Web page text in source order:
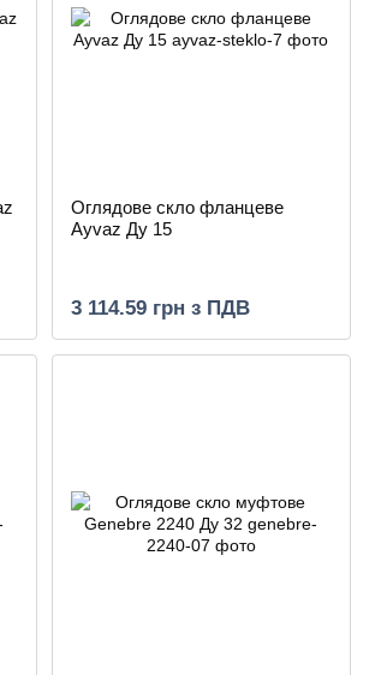
Оглядове скло фланцеве
Ayvaz Ду 15
3 114.59 грн з ПДВ